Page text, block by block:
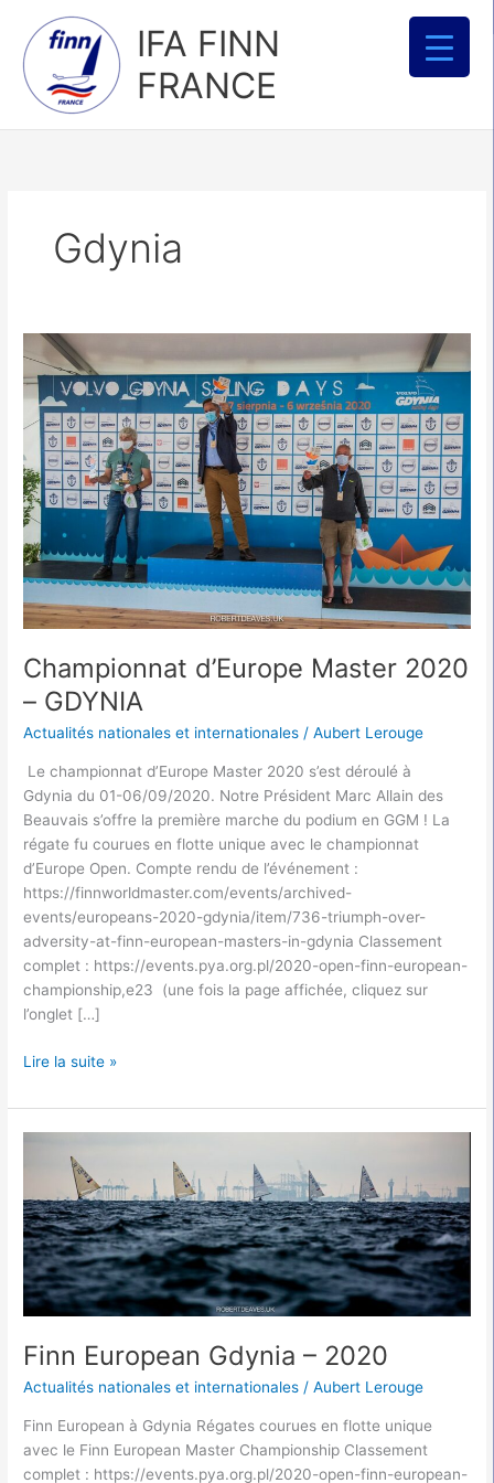
contenu
IFA FINN
FRANCE
Gdynia
Championnat d’Europe Master 2020
– GDYNIA
Actualités nationales et internationales /Aubert Lerouge
Le championnat d’Europe Master 2020 s’est déroulé à
Gdynia du 01-06/09/2020. Notre Président Marc Allain des
Beauvais s’offre la première marche du podium en GGM ! La
régate fu courues en flotte unique avec le championnat
d’Europe Open. Compte rendu de l’événement :
https://finnworldmaster.com/events/archived-
events/europeans-2020-gdynia/item/736-triumph-over-
adversity-at-finn-european-masters-in-gdynia Classement
complet : https://events.pya.org.pl/2020-open-finn-european-
championship,e23 (une fois la page affichée, cliquez sur
l’onglet […]
Championnat
d’Europe
Master
2020
GDYNIA
Lire la suite »
Finn European Gdynia – 2020
Actualités nationales et internationales /Aubert Lerouge
Finn European à Gdynia Régates courues en flotte unique
avec le Finn European Master Championship Classement
complet : https://events.pya.org.pl/2020-open-finn-european-
European
–
2020